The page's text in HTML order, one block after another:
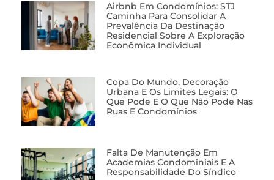
Airbnb Em Condomínios: STJ
Caminha Para Consolidar A
Prevalência Da Destinação
Residencial Sobre A Exploração
Econômica Individual
Copa Do Mundo, Decoração
Urbana E Os Limites Legais: O
Que Pode E O Que Não Pode Nas
Ruas E Condomínios
Falta De Manutenção Em
Academias Condominiais E A
Responsabilidade Do Síndico